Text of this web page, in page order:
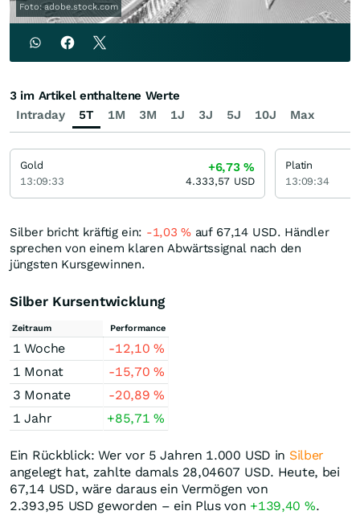
Foto: adobe.stock.com
Silber bricht kräftig ein: -1,03%auf 67,14 USD. Händler
sprechen von einem klaren Abwärtssignal nach den
jüngsten Kursgewinnen.
Silber Kursentwicklung
Zeitraum Performance
1 Woche -12,10%
1 Monat
-15,70%
3 Monate
-20,89%
1 Jahr
+85,71%
Ein Rückblick: Wer vor 5 Jahren 1.000 USD in Silber
angelegt hat, zahlte damals 28,04607 USD. Heute, bei
67,14 USD, wäre daraus ein Vermögen von
2.393,95 USD geworden – ein Plus von +139,40 %.
Intraday 5T 1M 3M 1J 3J 5J 10J Max
3 im Artikel enthaltene Werte
Gold
13:09:33
+6,73%
4.333,57 USD
Platin
13:09:34